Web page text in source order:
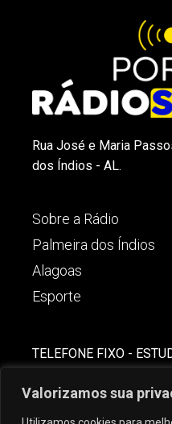
Valorizamos sua
Rua José e Maria
dos Índios - AL.
Sobre a Rádio
Palmeira dos Índios
Alagoas
Esporte
TELEFONE FIXO -